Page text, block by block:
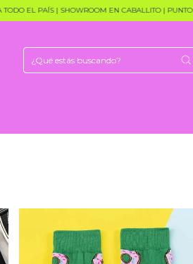
EL PAÍS | SHOWROOM EN CABALLITO | PUNTOS